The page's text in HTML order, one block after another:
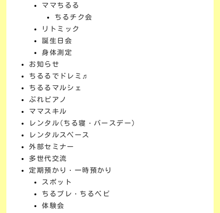
ママちるる
ちるチク会
リトミック
誕生日会
身体測定
お知らせ
ちるるでドレミ♬
ちるるマルシェ
ぷれピアノ
ママスキル
レンタル(ちる寝・バースデー)
レンタルスペース
外部セミナー
多世代交流
定期預かり・一時預かり
スポット
ちるプレ・ちるベビ
体験会